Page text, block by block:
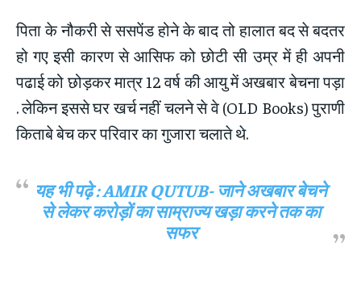
पिता के नौकरी से ससपेंड होने के बाद तो हालात बद से बदतर
हो गए इसी कारण से आसिफ को छोटी सी उम्र में ही अपनी
पढाई को छोड़कर मात्र 12 वर्ष की आयु में अखबार बेचना पड़ा
. लेकिन इससे घर खर्च नहीं चलने से वे (OLD Books) पुराणी
किताबे बेच कर परिवार का गुजारा चलाते थे.
यह भी पढ़े :AMIR QUTUB- जाने अखबार बेचने
से लेकर करोड़ों का साम्राज्य खड़ा करने तक का
सफर